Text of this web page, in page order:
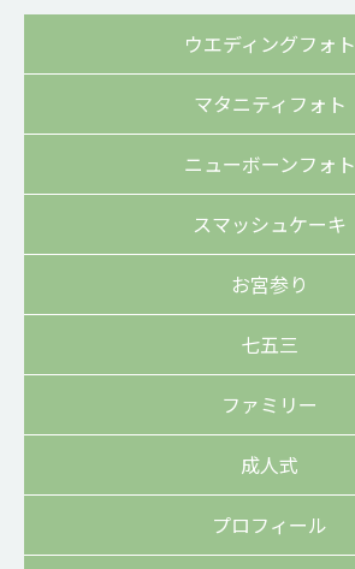
ウエディングフォト
マタニティフォト
ニューボーンフォト
スマッシュケーキ
お宮参り
七五三
ファミリー
成人式
プロフィール